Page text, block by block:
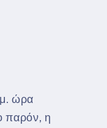
ώρα
παρόν, η